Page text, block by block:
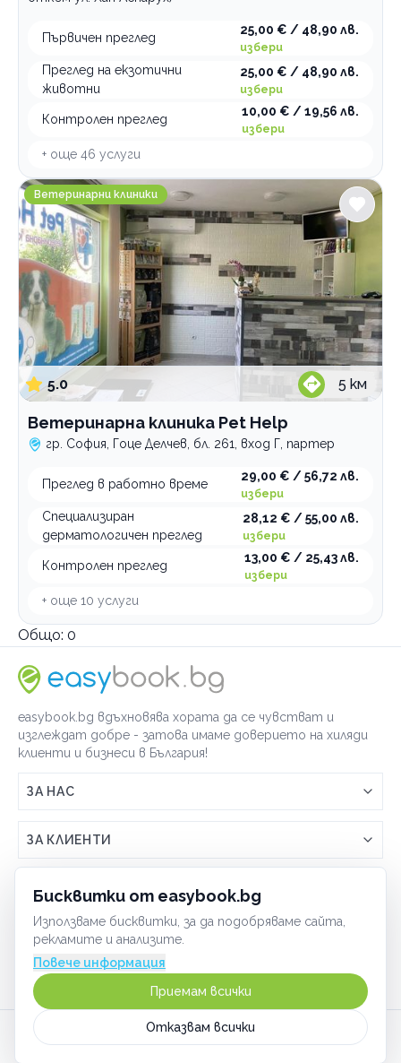
Бисквитки от easybook.bg
Използваме бисквитки, за да подобряваме сайта,
рекламите и анализите.
Повече информация
Отказвам всички
Приемам всички
Първичен преглед
25,00 € / 48,90 лв.
избери
Преглед на екзотични
животни
25,00 € / 48,90 лв.
избери
Контролен преглед
10,00 € / 19,56 лв.
избери
+ още 46 услуги
Ветеринарна клиника Pet Help
Ветеринарни клиники
5.0 5 км
Ветеринарна клиника Pet Help
гр. София, Гоце Делчев, бл. 261, вход Г, партер
Преглед в работно време
29,00 € / 56,72 лв.
избери
Специализиран
дерматологичен преглед
28,12 € / 55,00 лв.
избери
Контролен преглед
13,00 € / 25,43 лв.
избери
+ още 10 услуги
Общо: 0
easybook.bg вдъхновява хората да се чувстват и
изглеждат добре - затова имаме доверието на хиляди
клиенти и бизнеси в България!
ЗА НАС
Връзка с easybook.bg
Как работи easybook
Често задавани въпроси
ЗА КЛИЕНТИ
Условия за ползване
GDPR политика
Сигурност
ЗА ТЪРГОВЦИ
Включи бизнеса си
Управлявай ефективно с easybook
ОБЩИ
Бисквитки
Начин на плащане
Карта на сайта